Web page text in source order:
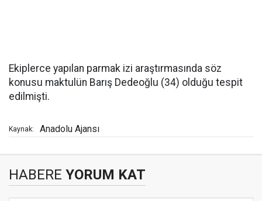
Ekiplerce yapılan parmak izi araştırmasında söz
konusu maktulün Barış Dedeoğlu (34) olduğu tespit
edilmişti.
Kaynak: Anadolu Ajansı
HABERE YORUM KAT